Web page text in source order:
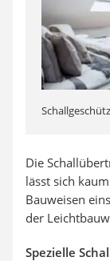
Die
lässt sich
Bauweisen
der
Spezielle